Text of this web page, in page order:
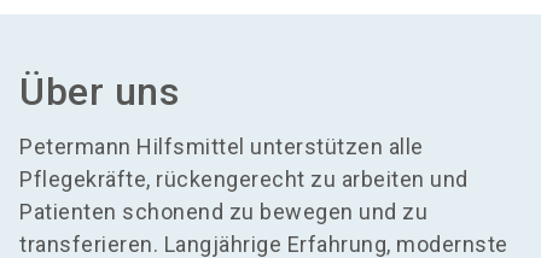
Über uns
Petermann Hilfsmittel unterstützen alle
Pflegekräfte, rückengerecht zu arbeiten und
Patienten schonend zu bewegen und zu
transferieren. Langjährige Erfahrung, modernste